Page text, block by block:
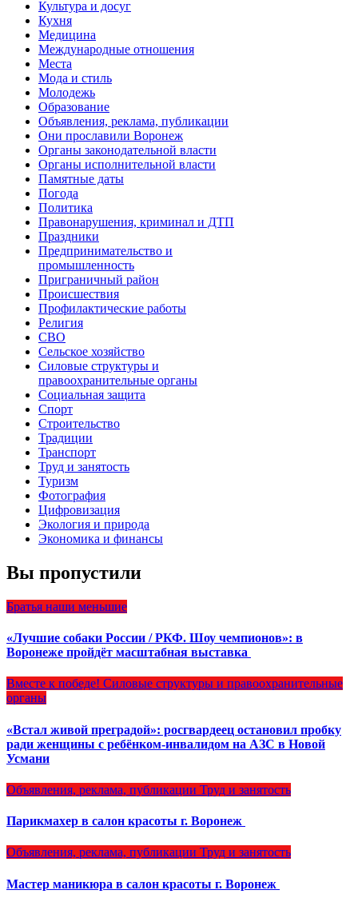
Культура и досуг
Кухня
Медицина
Международные отношения
Места
Мода и стиль
Молодежь
Образование
Объявления, реклама, публикации
Они прославили Воронеж
Органы законодательной власти
Органы исполнительной власти
Памятные даты
Погода
Политика
Правонарушения, криминал и ДТП
Праздники
Предпринимательство и
промышленность
Приграничный район
Происшествия
Профилактические работы
Религия
СВО
Сельское хозяйство
Силовые структуры и
правоохранительные органы
Социальная защита
Спорт
Строительство
Традиции
Транспорт
Труд и занятость
Туризм
Фотография
Цифровизация
Экология и природа
Экономика и финансы
Вы пропустили
Братья наши меньшие
«Лучшие собаки России / РКФ. Шоу чемпионов»: в
Воронеже пройдёт масштабная выставка
Вместе к победе! Силовые структуры и правоохранительные
органы
«Встал живой преградой»: росгвардеец остановил пробку
ради женщины с ребёнком-инвалидом на АЗС в Новой
Усмани
Объявления, реклама, публикации Труд и занятость
Парикмахер в салон красоты г. Воронеж
Объявления, реклама, публикации Труд и занятость
Мастер маникюра в салон красоты г. Воронеж